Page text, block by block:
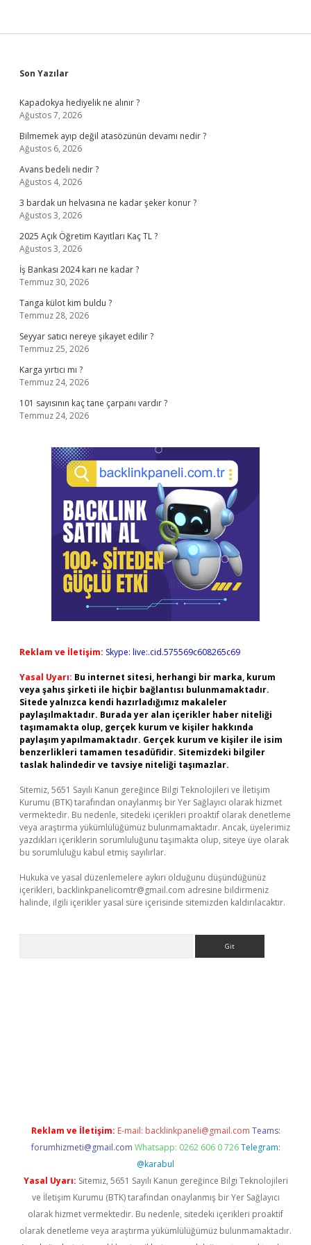
Sidebar
Son Yazılar
Kapadokya hediyelik ne alınır ?
Ağustos 7, 2026
Bilmemek ayıp değil atasözünün devamı nedir ?
Ağustos 6, 2026
Avans bedeli nedir ?
Ağustos 4, 2026
3 bardak un helvasına ne kadar şeker konur ?
Ağustos 3, 2026
2025 Açık Öğretim Kayıtları Kaç TL ?
Ağustos 3, 2026
İş Bankası 2024 karı ne kadar ?
Temmuz 30, 2026
Tanga külot kim buldu ?
Temmuz 28, 2026
Seyyar satıcı nereye şikayet edilir ?
Temmuz 25, 2026
Karga yırtıcı mı ?
Temmuz 24, 2026
101 sayısının kaç tane çarpanı vardır ?
Temmuz 24, 2026
Reklam ve İletişim: Skype: live:.cid.575569c608265c69
Yasal Uyarı: Bu internet sitesi, herhangi bir marka, kurum
veya şahıs şirketi ile hiçbir bağlantısı bulunmamaktadır.
Sitede yalnızca kendi hazırladığımız makaleler
paylaşılmaktadır. Burada yer alan içerikler haber niteliği
taşımamakta olup, gerçek kurum ve kişiler hakkında
paylaşım yapılmamaktadır. Gerçek kurum ve kişiler ile isim
benzerlikleri tamamen tesadüfidir. Sitemizdeki bilgiler
taslak halindedir ve tavsiye niteliği taşımazlar.
Sitemiz, 5651 Sayılı Kanun gereğince Bilgi Teknolojileri ve İletişim
Kurumu (BTK) tarafından onaylanmış bir Yer Sağlayıcı olarak hizmet
vermektedir. Bu nedenle, sitedeki içerikleri proaktif olarak denetleme
veya araştırma yükümlülüğümüz bulunmamaktadır. Ancak, üyelerimiz
yazdıkları içeriklerin sorumluluğunu taşımakta olup, siteye üye olarak
bu sorumluluğu kabul etmiş sayılırlar.
Hukuka ve yasal düzenlemelere aykırı olduğunu düşündüğünüz
içerikleri, backlinkpanelicomtr@gmail.com adresine bildirmeniz
halinde, ilgili içerikler yasal süre içerisinde sitemizden kaldırılacaktır.
Reklam ve İletişim: E-mail: backlinkpaneli@gmail.com Teams:
forumhizmeti@gmail.com Whatsapp: 0262 606 0 726 Telegram:
@karabul
Yasal Uyarı: Sitemiz, 5651 Sayılı Kanun gereğince Bilgi Teknolojileri
ve İletişim Kurumu (BTK) tarafından onaylanmış bir Yer Sağlayıcı
olarak hizmet vermektedir. Bu nedenle, sitedeki içerikleri proaktif
olarak denetleme veya araştırma yükümlülüğümüz bulunmamaktadır.